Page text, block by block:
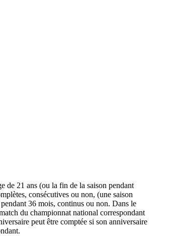
de 21 ans (ou la fin de la saison pendant
consécutives ou non, (une saison
36 mois, continus ou non. Dans le
du championnat national correspondant
peut être comptée si son anniversaire